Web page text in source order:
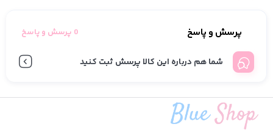
پرسش و پاسخ 0 پرسش و پاسخ
شما هم درباره این کالا پرسش ثبت کنید